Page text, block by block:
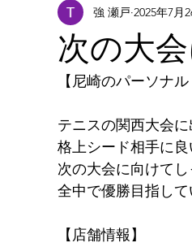
次の大
強 瀬戸 2025年7月
【尼崎のパーソナ
テニスの関西大会
格上シード相手に
次の大会に向けて
全中で優勝目指し
【店舗情報】